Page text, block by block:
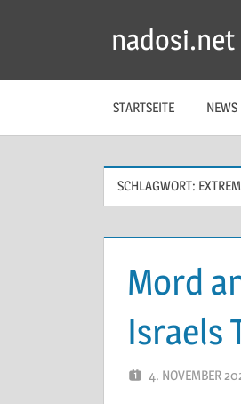
nadosi.net
STARTSEITE NEWS
SCHLAGWORT:
Mord
Israels
4. NOVEMBER